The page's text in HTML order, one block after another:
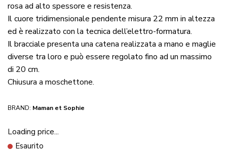
rosa ad alto spessore e resistenza.
Il cuore tridimensionale pendente misura 22 mm in altezza
ed è realizzato con la tecnica dell’elettro-formatura.
Il bracciale presenta una catena realizzata a mano e maglie
diverse tra loro e può essere regolato fino ad un massimo
di 20 cm.
Chiusura a moschettone.
BRAND: Maman et Sophie
Loading price...
Esaurito